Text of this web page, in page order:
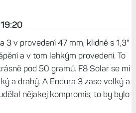
2025, 05:57
hlavou nad tím jak někdo o
Garminy pro sportovce, vojáky
o těch dvoudenních srágorách,
na zápěstí stráví na nabíječce.
hodinky mají jiné zaměření.